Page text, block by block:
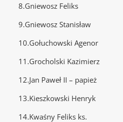
8.Gniewosz Feliks
9.Gniewosz Stanisław
10.Gołuchowski Agenor
11.Grocholski Kazimierz
12.Jan Paweł II – papież
13.Kieszkowski Henryk
14.Kwaśny Feliks ks.